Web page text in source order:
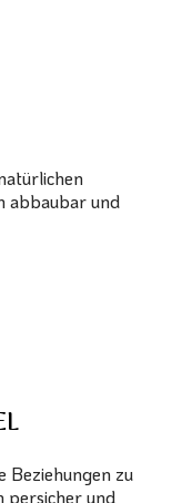
abbaubar und
Beziehungen zu
persicher und